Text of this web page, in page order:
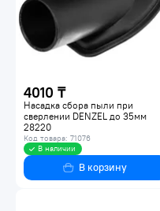
4010 ₸
Насадка сбора пыли при
сверлении DENZEL до 35мм
28220
Код товара: 71076
В наличии
В корзину